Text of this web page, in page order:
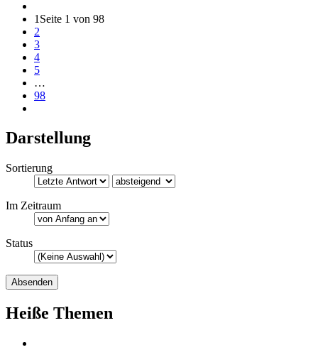
1 Seite 1 von 98
2
3
4
5
…
98
Darstellung
Sortierung
Im Zeitraum
Status
Heiße Themen